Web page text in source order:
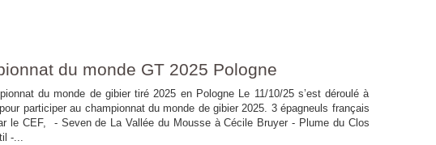
du monde GT 2025 Pologne
monde de gibier tiré 2025 en Pologne Le 11/10/25 s’est déroulé à
participer au championnat du monde de gibier 2025. 3 épagneuls français
le CEF, - Seven de La Vallée du Mousse à Cécile Bruyer - Plume du Clos
-...